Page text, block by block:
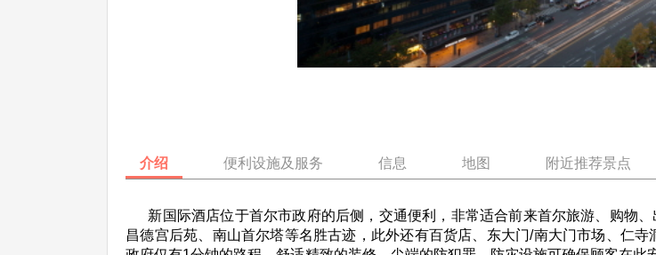
介绍 便利设施及服务 信息 地图 附近推荐景点
新国际酒店位于首尔市政府的后侧，交通便利，非常适合前来首尔旅游、购物、
昌德宫后苑、南山首尔塔等名胜古迹，此外还有百货店、东大门/南大门市场、仁